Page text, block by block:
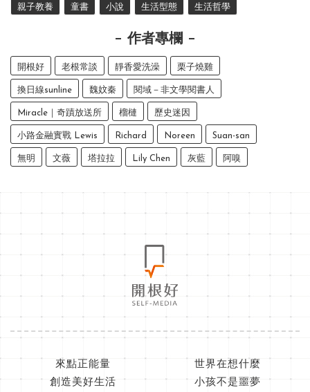
親子教養 童書 小說 生活型態 生活哲學
作者專欄
開根好 老根常談 靜香愛洗澡 栗子燒雞
換日線sunline 魏妏秦 閱域－非文學閱書人
Miracle｜奇蹟放送所 榴槤 歷史迷因
小路金融實戰 Lewis Richard Noreen Suan-san
無明 文薇 塔拉拉 Lily Chen 灰藍 阿嗅
來點正能量
世界在想什麼
創造美好生活
小孩不是噩夢